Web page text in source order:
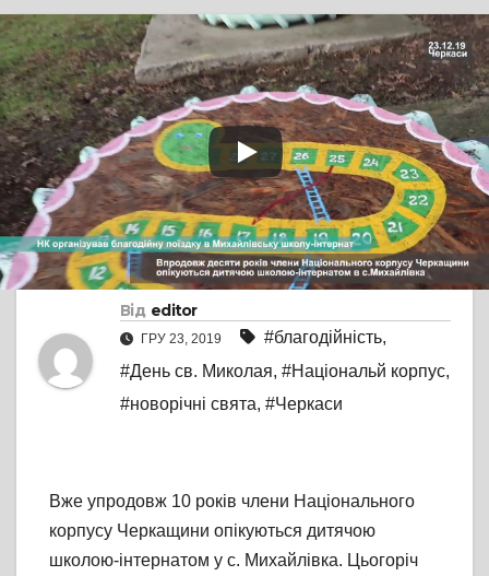
TV СЮЖЕТ БЕЗ КОМЕНТАРІВ
Активісти Нацкорпусу
Черкащини відвідали
школу-інтернат із
благодійним візитом
Від editor
ГРУ 23, 2019 #благодійність,
#День св. Миколая, #Національй корпус,
#новорічні свята, #Черкаси
Вже упродовж 10 років члени Національного
корпусу Черкащини опікуються дитячою
школою-інтернатом у с. Михайлівка. Цьогоріч